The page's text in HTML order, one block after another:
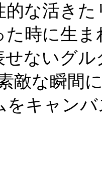
的な活き
た時に生
せないグ
敵な瞬間
をキャン